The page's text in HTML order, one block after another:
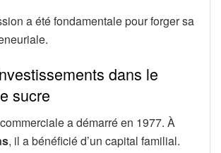
a été fondamentale pour forger sa
dans le
sucre
a démarré en 1977. À
, il a bénéficié d’un capital familial.